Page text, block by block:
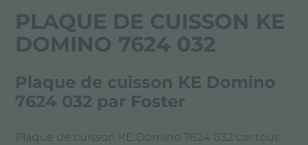
PLAQUE DE CUISSON KE
DOMINO 7624 032
Plaque de cuisson KE Domino
7624 032 par Foster
Plaque de cuisson KE Domino 7624 032 car tous